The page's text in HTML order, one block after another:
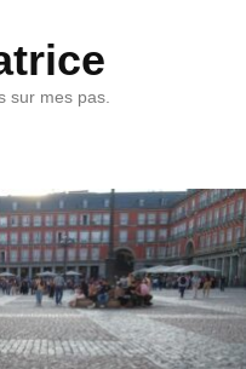
sur mes pas.